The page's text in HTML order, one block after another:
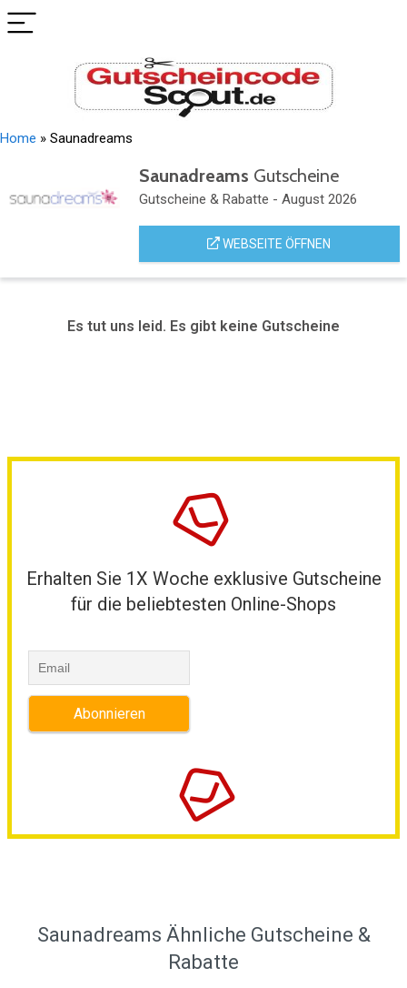
Home » Saunadreams
Saunadreams Gutscheine
Gutscheine & Rabatte - August 2026
WEBSEITE ÖFFNEN
Es tut uns leid. Es gibt keine Gutscheine
Erhalten Sie 1X Woche exklusive Gutscheine
für die beliebtesten Online-Shops
Saunadreams Ähnliche Gutscheine &
Rabatte